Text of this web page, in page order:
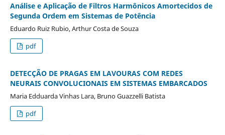
Análise e Aplicação de Filtros Harmônicos Amortecidos de
Segunda Ordem em Sistemas de Potência
Eduardo Ruiz Rubio, Arthur Costa de Souza
pdf
DETECÇÃO DE PRAGAS EM LAVOURAS COM REDES
NEURAIS CONVOLUCIONAIS EM SISTEMAS EMBARCADOS
Maria Edduarda Vinhas Lara, Bruno Guazzelli Batista
pdf